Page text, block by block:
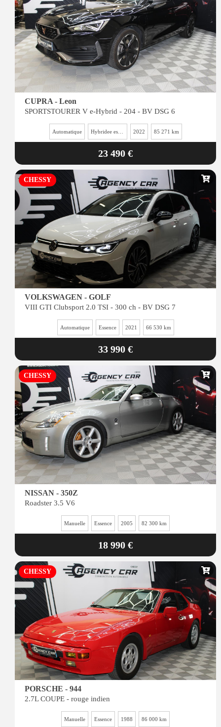
CUPRA - Leon
SPORTSTOURER V e-Hybrid - 204 - BV DSG 6
Automatique Hybridee essence 2022 85 271 km
23 490 €
CHESSY
VOLKSWAGEN - GOLF
VIII GTI Clubsport 2.0 TSI - 300 ch - BV DSG 7
Automatique Essence 2021 66 530 km
33 990 €
CHESSY
NISSAN - 350Z
Roadster 3.5 V6
Manuelle Essence 2005 82 300 km
18 990 €
CHESSY
PORSCHE - 944
2.7L COUPE - rouge indien
Manuelle Essence 1988 86 000 km